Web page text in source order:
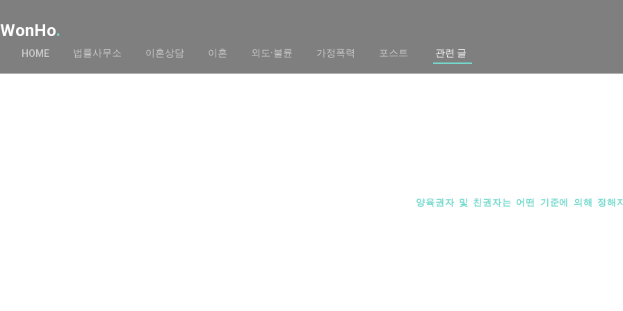
WonHo.
HOME 법률사무소 이혼상담 이혼 외도·불륜 가정폭력 포스트 관련 글
양육권자 및 친권자는 어떤 기준에 의해 정해